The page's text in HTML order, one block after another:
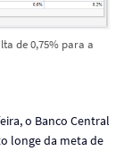
de 0,75% para a
o Banco Central
longe da meta de